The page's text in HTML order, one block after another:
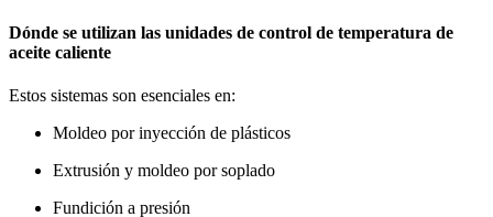
Dónde se utilizan las unidades de control de temperatura de
aceite caliente
Estos sistemas son esenciales en:
Moldeo por inyección de plásticos
Extrusión y moldeo por soplado
Fundición a presión